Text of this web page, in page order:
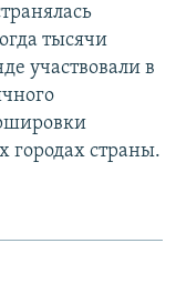
тысячи
участвовали в
городах страны.